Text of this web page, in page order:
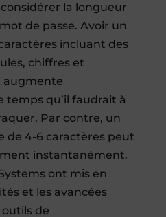
la longueur
de passe. Avoir un
incluant des
chiffres et
augmente
temps qu’il faudrait à
Par contre, un
de 4-6 caractères peut
instantanément.
ont mis en
et les avancées
de